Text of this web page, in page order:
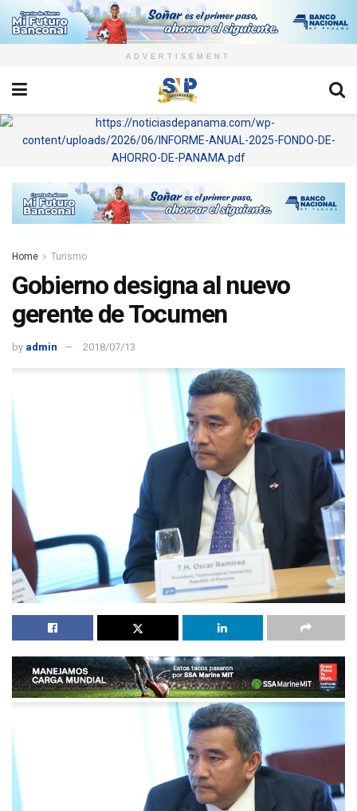
ADVERTISEMENT
Home Turismo
Gobierno designa al nuevo
gerente de Tocumen
by admin 2018/07/13